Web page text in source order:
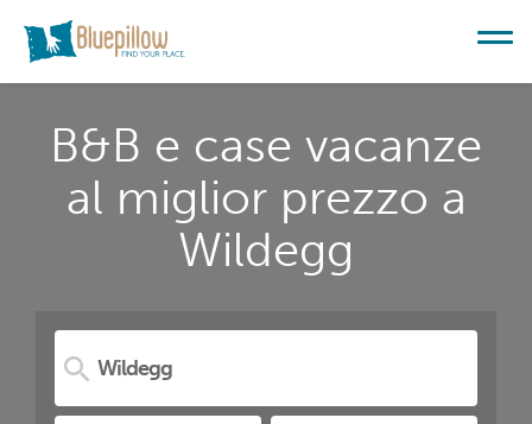
B&B e case vacanze
al miglior prezzo a
Wildegg